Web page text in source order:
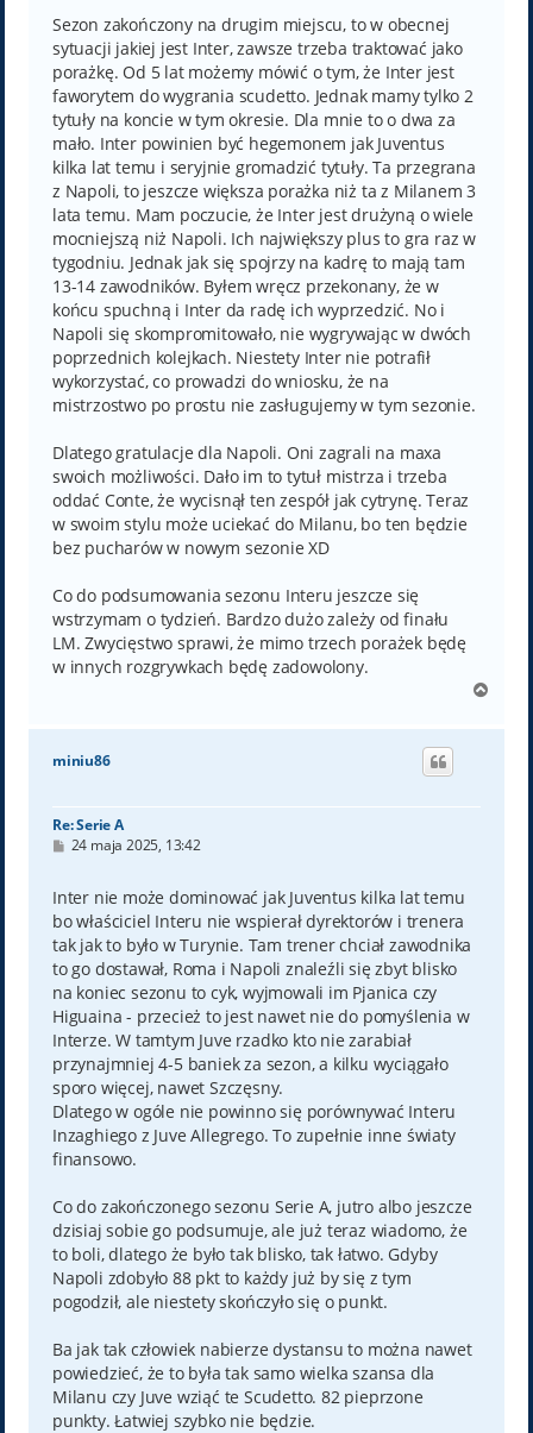
t
Sezon zakończony na drugim miejscu, to w obecnej
sytuacji jakiej jest Inter, zawsze trzeba traktować jako
porażkę. Od 5 lat możemy mówić o tym, że Inter jest
faworytem do wygrania scudetto. Jednak mamy tylko 2
tytuły na koncie w tym okresie. Dla mnie to o dwa za
mało. Inter powinien być hegemonem jak Juventus
kilka lat temu i seryjnie gromadzić tytuły. Ta przegrana
z Napoli, to jeszcze większa porażka niż ta z Milanem 3
lata temu. Mam poczucie, że Inter jest drużyną o wiele
mocniejszą niż Napoli. Ich największy plus to gra raz w
tygodniu. Jednak jak się spojrzy na kadrę to mają tam
13-14 zawodników. Byłem wręcz przekonany, że w
końcu spuchną i Inter da radę ich wyprzedzić. No i
Napoli się skompromitowało, nie wygrywając w dwóch
poprzednich kolejkach. Niestety Inter nie potrafił
wykorzystać, co prowadzi do wniosku, że na
mistrzostwo po prostu nie zasługujemy w tym sezonie.
Dlatego gratulacje dla Napoli. Oni zagrali na maxa
swoich możliwości. Dało im to tytuł mistrza i trzeba
oddać Conte, że wycisnął ten zespół jak cytrynę. Teraz
w swoim stylu może uciekać do Milanu, bo ten będzie
bez pucharów w nowym sezonie XD
Co do podsumowania sezonu Interu jeszcze się
wstrzymam o tydzień. Bardzo dużo zależy od finału
LM. Zwycięstwo sprawi, że mimo trzech porażek będę
w innych rozgrywkach będę zadowolony.
g
miniu86
Re: Serie A
P
t
24 maja 2025, 13:42
Inter nie może dominować jak Juventus kilka lat temu
bo właściciel Interu nie wspierał dyrektorów i trenera
tak jak to było w Turynie. Tam trener chciał zawodnika
to go dostawał, Roma i Napoli znaleźli się zbyt blisko
na koniec sezonu to cyk, wyjmowali im Pjanica czy
Higuaina - przecież to jest nawet nie do pomyślenia w
Interze. W tamtym Juve rzadko kto nie zarabiał
przynajmniej 4-5 baniek za sezon, a kilku wyciągało
sporo więcej, nawet Szczęsny.
Dlatego w ogóle nie powinno się porównywać Interu
Inzaghiego z Juve Allegrego. To zupełnie inne światy
finansowo.
Co do zakończonego sezonu Serie A, jutro albo jeszcze
dzisiaj sobie go podsumuje, ale już teraz wiadomo, że
to boli, dlatego że było tak blisko, tak łatwo. Gdyby
Napoli zdobyło 88 pkt to każdy już by się z tym
pogodził, ale niestety skończyło się o punkt.
Ba jak tak człowiek nabierze dystansu to można nawet
powiedzieć, że to była tak samo wielka szansa dla
Milanu czy Juve wziąć te Scudetto. 82 pieprzone
punkty. Łatwiej szybko nie będzie.